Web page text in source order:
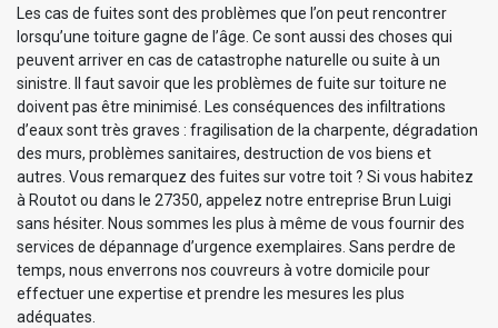
Les cas de fuites sont des problèmes que l’on peut rencontrer
lorsqu’une toiture gagne de l’âge. Ce sont aussi des choses qui
peuvent arriver en cas de catastrophe naturelle ou suite à un
sinistre. Il faut savoir que les problèmes de fuite sur toiture ne
doivent pas être minimisé. Les conséquences des infiltrations
d’eaux sont très graves : fragilisation de la charpente, dégradation
des murs, problèmes sanitaires, destruction de vos biens et
autres. Vous remarquez des fuites sur votre toit ? Si vous habitez
à Routot ou dans le 27350, appelez notre entreprise Brun Luigi
sans hésiter. Nous sommes les plus à même de vous fournir des
services de dépannage d’urgence exemplaires. Sans perdre de
temps, nous enverrons nos couvreurs à votre domicile pour
effectuer une expertise et prendre les mesures les plus
adéquates.